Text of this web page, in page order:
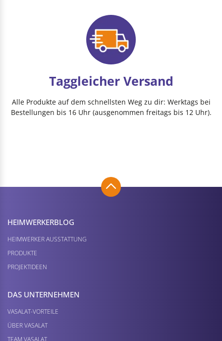
Taggleicher Versand
Alle Produkte auf dem schnellsten Weg zu dir: Werktags bei
Bestellungen bis 16 Uhr (ausgenommen freitags bis 12 Uhr).
HEIMWERKER­BLOG
HEIMWERKER AUSSTATTUNG
PRODUKTE
PROJEKTIDEEN
DAS UNTERNEHMEN
VASALAT-VORTEILE
ÜBER VASALAT
TEAM VASALAT